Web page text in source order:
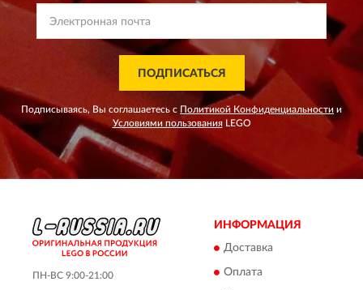
ПОДПИСАТЬСЯ
Подписываясь, Вы соглашаетесь с Политикой Конфиденциальности и
Условиями пользованияLEGO
ПН-ВС 9:00-21:00
ИНФОРМАЦИЯ
Доставка
Оплата